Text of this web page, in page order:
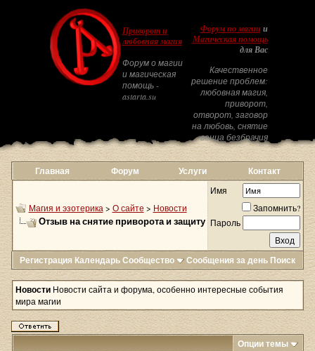
Приворот и
любовная магия
Форум о магии
и магическая
помощь -
astarta.su
Форум по магиии
Магическая помощь
для Вас
Качественное
решение проблем:
любовная магия,
приворот,
отворот, заговор
на любовь, снятие
венца безбрачия
Главная Форум Услуги Контакт
Магия и эзотерика > О сайте > Новости
Отзыв на снятие приворота и защиту
Имя
Запомнить?
Пароль
Регистрация КалендарьСообщество Сообщения за день Поиск
Новости Новости сайта и форума, особенно интересные события
мира магии
Опции темы